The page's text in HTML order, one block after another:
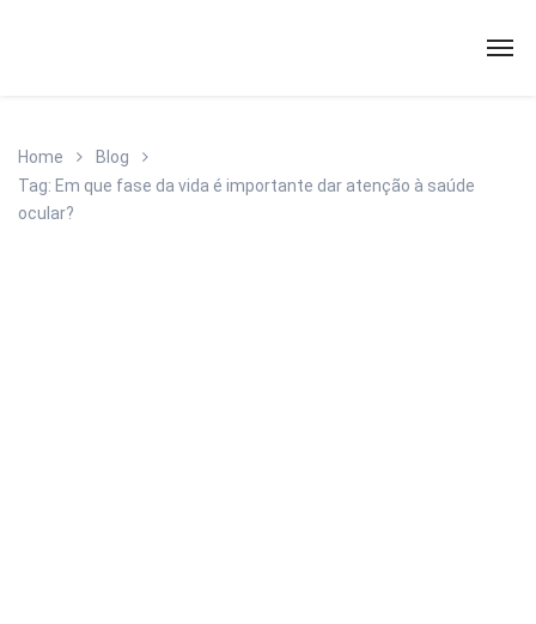
Home
Blog
Tag: Em que fase da vida é importante dar atenção à saúde
ocular?